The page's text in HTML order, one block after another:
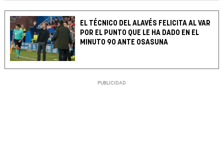
EL TÉCNICO DEL ALAVÉS FELICITA AL VAR
POR EL PUNTO QUE LE HA DADO EN EL
MINUTO 90 ANTE OSASUNA